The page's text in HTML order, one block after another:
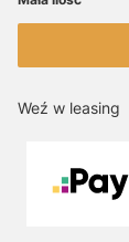
Weź w leasing